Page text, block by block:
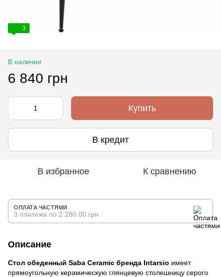
3
В наличии
6 840 грн
Купить
В кредит
В избранное К сравнению
ОПЛАТА ЧАСТЯМИ
3 платежа по 2 280.00 грн
Описание
Стол обеденный Saba Ceramic бренда Intarsio имеет
прямоугольную керамическую глянцевую столешницу серого